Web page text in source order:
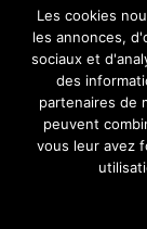
Les cookies
les annonces,
sociaux et
des
partenaires de
peuvent
vous leur avez